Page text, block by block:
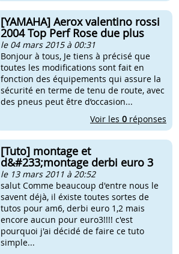
[YAMAHA] Aerox valentino rossi
2004 Top Perf Rose due plus
le 04 mars 2015 à 00:31
Bonjour à tous, Je tiens à précisé que
toutes les modifications sont fait en
fonction des équipements qui assure la
sécurité en terme de tenu de route, avec
des pneus peut être d’occasion...
Voir les 0 réponses
[Tuto] montage et
d&#233;montage derbi euro 3
le 13 mars 2011 à 20:52
salut Comme beaucoup d'entre nous le
savent déjà, il éxiste toutes sortes de
tutos pour am6, derbi euro 1,2 mais
encore aucun pour euro3!!!! c'est
pourquoi j'ai décidé de faire ce tuto
simple...